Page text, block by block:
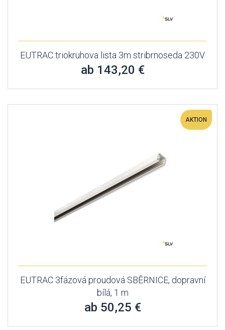
EUTRAC triokruhova lista 3m stribrnoseda 230V
ab 143,20 €
AKTION
EUTRAC 3fázová proudová SBĚRNICE, dopravní
bílá, 1 m
ab 50,25 €